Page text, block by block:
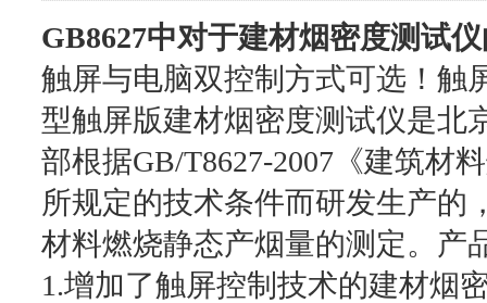
GB8627中对于建材烟密度测试
触屏与电脑双控制方式可选！触
型触屏版建材烟密度测试仪是北
部根据GB/T8627-2007《建筑材
所规定的技术条件而研发生产的
材料燃烧静态产烟量的测定。产
1.增加了触屏控制技术的建材烟